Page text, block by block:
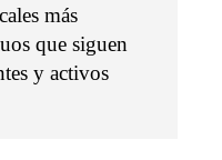
más
que siguen
y activos